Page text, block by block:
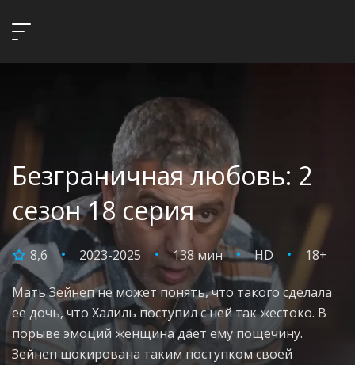
Безграничная любовь: 2
сезон 18 серия
8,6 2023-2025 138 мин HD 18+
Мать Зейнеп не может понять, что такого сделала
ее дочь, что Халиль поступил с ней так жестоко. В
порыве эмоций женщина дает ему пощечину.
Зейнеп шокирована таким поступком своей